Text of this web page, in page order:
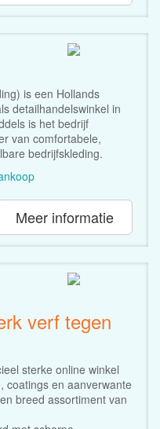
is een Hollands
detailhandelswinkel in
is het bedrijf
van comfortabele,
bedrijfskleding.
Meer informatie
verf tegen
sterke online winkel
coatings en aanverwante
breed assortiment van